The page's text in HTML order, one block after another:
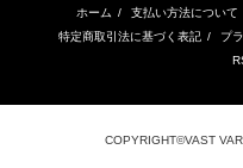
ホーム / 支払い方法について
特定商取引法に基づく表記 / プ
COPYRIGHT©VAST